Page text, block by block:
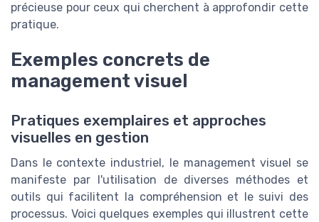
précieuse pour ceux qui cherchent à approfondir cette
pratique.
Exemples concrets de
management visuel
Pratiques exemplaires et approches
visuelles en gestion
Dans le contexte industriel, le management visuel se
manifeste par l'utilisation de diverses méthodes et
outils qui facilitent la compréhension et le suivi des
processus. Voici quelques exemples qui illustrent cette